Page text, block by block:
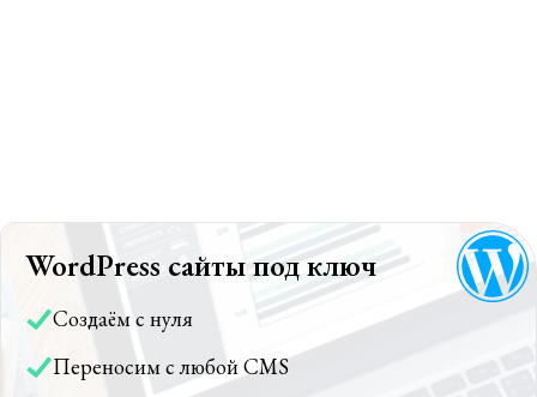
WordPress сайты под ключ
Создаём с нуля
Переносим с любой CMS